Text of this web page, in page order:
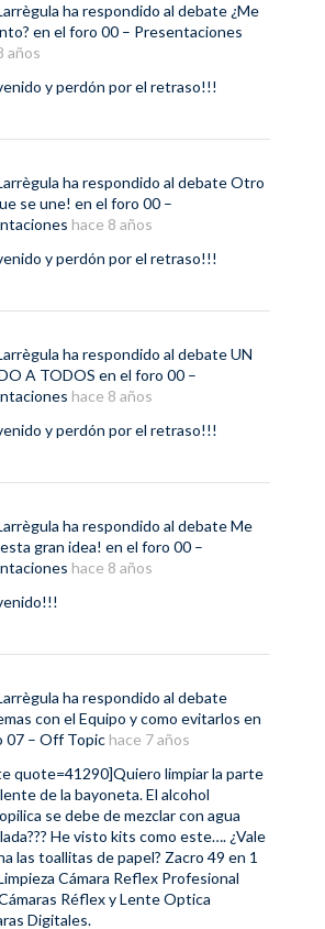
ha respondido al debate¿Me
en el foro 00 – Presentaciones
años
y perdón por el retraso!!!
ha respondido al debateOtro
se une! en el foro 00 –
hace 8 años
y perdón por el retraso!!!
ha respondido al debateUN
A TODOS en el foro 00 –
hace 8 años
y perdón por el retraso!!!
ha respondido al debateMe
gran idea! en el foro 00 –
hace 8 años
ha respondido al debate
con el Equipo y como evitarlos en
07 – Off Topic hace 7 años
quote=41290]Quiero limpiar la parte
de la bayoneta. El alcohol
se debe de mezclar con agua
He visto kits como este…. ¿Vale
las toallitas de papel? Zacro 49 en 1
Cámara Reflex Profesional
Réflex y Lente Optica
Digitales.